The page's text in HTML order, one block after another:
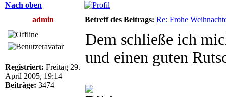
Nach oben
admin
Betreff des Beitrags: Re: Frohe
Registriert: Freitag 29.
April 2005, 19:14
Beiträge: 3474
Dem schließe ich
und einen guten